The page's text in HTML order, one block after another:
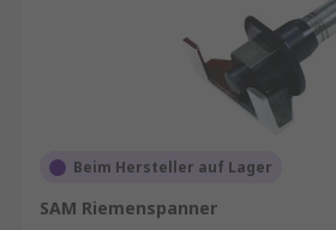
Beim Hersteller auf Lager
SAM Riemenspanner